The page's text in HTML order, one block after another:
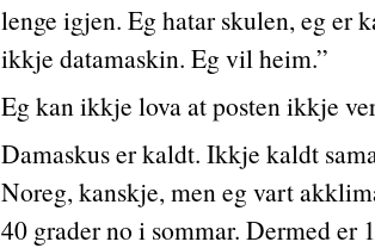
lenge igjen. Eg hatar skulen, eg er
ikkje datamaskin. Eg vil heim.”
Eg kan ikkje lova at posten ikkje
Damaskus er kaldt. Ikkje kaldt
Noreg, kanskje, men eg vart
40 grader no i sommar. Dermed er